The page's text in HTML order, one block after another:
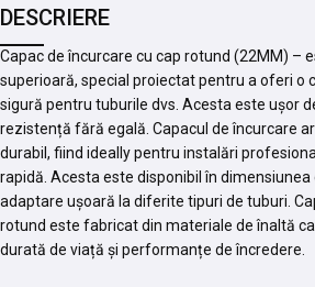
DESCRIERE
Capac de încurcare cu cap rotund (22MM) –
superioară, special proiectat pentru a oferi o
sigură pentru tuburile dvs. Acesta este ușor
rezistență fără egală. Capacul de încurcare
durabil, fiind ideally pentru instalări
rapidă. Acesta este disponibil în
adaptare ușoară la diferite tipuri de tuburi.
rotund este fabricat din materiale de înaltă
durată de viață și performanțe de încredere.